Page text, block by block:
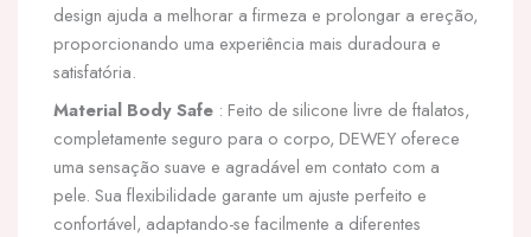
design ajuda a melhorar a firmeza e prolongar a ereção,
proporcionando uma experiência mais duradoura e
satisfatória.
Material Body Safe : Feito de silicone livre de ftalatos,
completamente seguro para o corpo, DEWEY oferece
uma sensação suave e agradável em contato com a
pele. Sua flexibilidade garante um ajuste perfeito e
confortável, adaptando-se facilmente a diferentes